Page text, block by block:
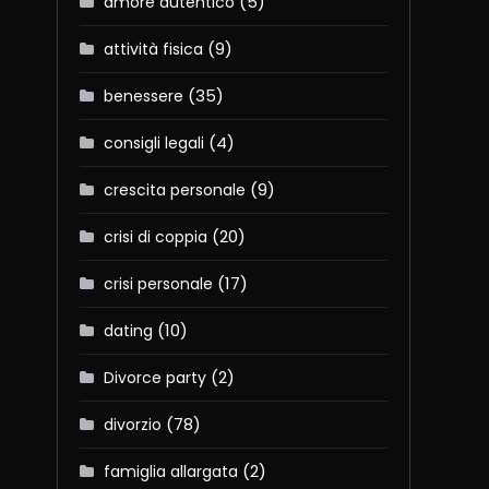
attività fisica (9)
benessere (35)
consigli legali (4)
crescita personale (9)
crisi di coppia (20)
crisi personale (17)
dating (10)
Divorce party (2)
divorzio (78)
famiglia allargata (2)